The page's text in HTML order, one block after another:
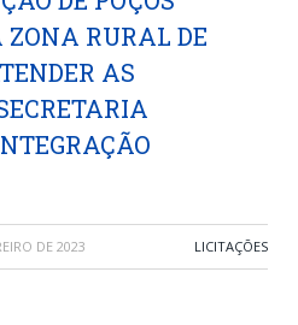
ZONA RURAL DE
AS
DE 2023 LICITAÇÕES